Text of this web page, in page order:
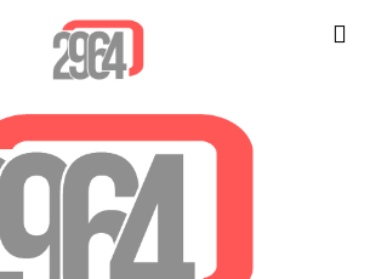
Salir de la versión móvil